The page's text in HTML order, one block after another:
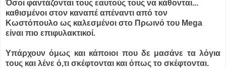
Όσοι φαντάζονται τους εαυτούς τους να κάθονται...
καθισμένοι στον καναπέ απέναντι από τον
Κωστόπουλο ως καλεσμένοι στο Πρωινό του Mega
είναι πιο επιφυλακτικοί.
Υπάρχουν όμως και κάποιοι που δε μασάνε τα λόγια
τους και λένε ό,τι σκέφτονται και όπως το σκέφτονται.